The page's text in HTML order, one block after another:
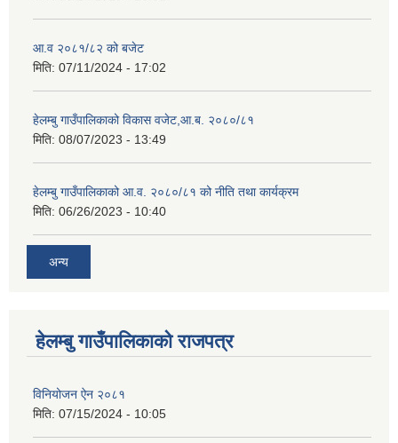
आ.व २०८१/८२ को बजेट
मिति: 07/11/2024 - 17:02
हेलम्बु गाउँपालिकाको विकास वजेट,आ.ब. २०८०/८१
मिति: 08/07/2023 - 13:49
हेलम्बु गाउँपालिकाको आ.व. २०८०/८१ को नीति तथा कार्यक्रम
मिति: 06/26/2023 - 10:40
अन्य
हेलम्बु गाउँपालिकाको राजपत्र
विनियोजन ऐन २०८१
मिति: 07/15/2024 - 10:05